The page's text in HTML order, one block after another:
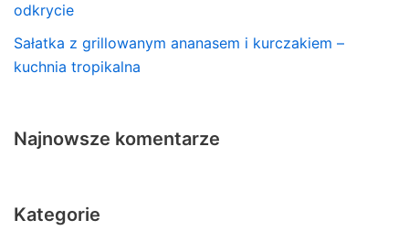
odkrycie
Sałatka z grillowanym ananasem i kurczakiem –
kuchnia tropikalna
Najnowsze komentarze
Kategorie